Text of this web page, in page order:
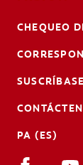
CHEQUEO
SUSCRÍBASE
PA (ES)